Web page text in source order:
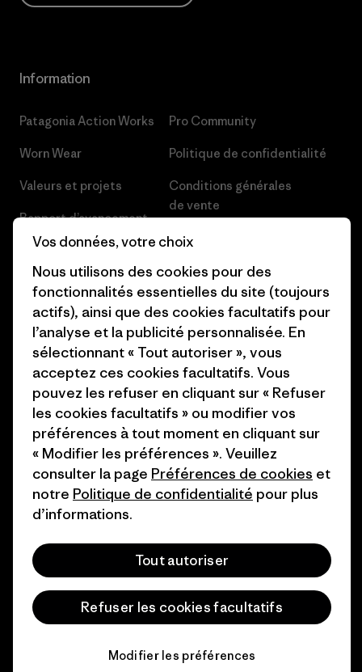
Information
Patagonia Action Works
Worn Wear
Valeurs et projets
Rapport d’avancement
Business Unusual
Objectifs climatiques
1% For The Planet
Comment nous finançons
Cartes cadeaux
Nos magasins
Pro Community
Politique de confidentialité
Conditions générales
de vente
Préférences de cookie
Carrières
Presse et media
Industry program
Programme d’affiliation
Patagonia Suisse Plan du site
© 2026 Patagonia, Inc. All Rights Reserved.
Vos données, votre choix
Nous utilisons des cookies pour des
fonctionnalités essentielles du site (toujours
actifs), ainsi que des cookies facultatifs pour
l’analyse et la publicité personnalisée. En
sélectionnant « Tout autoriser », vous
acceptez ces cookies facultatifs. Vous
pouvez les refuser en cliquant sur « Refuser
les cookies facultatifs » ou modifier vos
préférences à tout moment en cliquant sur
« Modifier les préférences ». Veuillez
consulter la page Préférences de cookies et
notre Politique de confidentialité pour plus
d’informations.
Tout autoriser
Refuser les cookies facultatifs
Modifier les préférences